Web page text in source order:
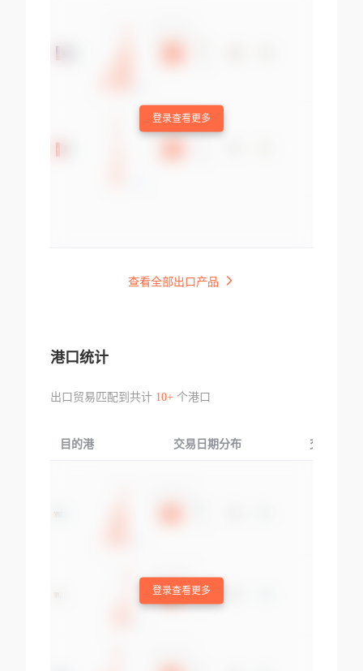
登录查看更多
查看全部出口产品
港口统计
出口贸易匹配到共计 10+个港口
目的港 交易日期分布 交易产品
登录查看更多